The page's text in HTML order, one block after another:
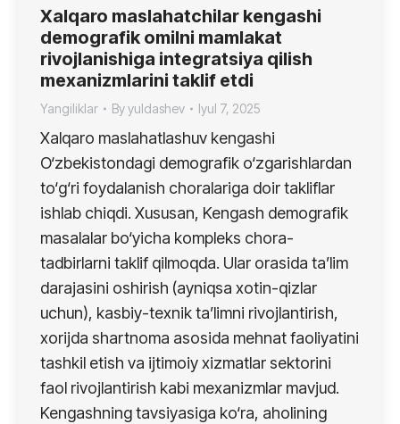
Xalqaro maslahatchilar kengashi
demografik omilni mamlakat
rivojlanishiga integratsiya qilish
mexanizmlarini taklif etdi
Yangiliklar Byyuldashev Iyul 7, 2025
Xalqaro maslahatlashuv kengashi
O‘zbekistondagi demografik o‘zgarishlardan
to‘g‘ri foydalanish choralariga doir takliflar
ishlab chiqdi. Xususan, Kengash demografik
masalalar bo‘yicha kompleks chora-
tadbirlarni taklif qilmoqda. Ular orasida ta’lim
darajasini oshirish (ayniqsa xotin-qizlar
uchun), kasbiy-texnik ta’limni rivojlantirish,
xorijda shartnoma asosida mehnat faoliyatini
tashkil etish va ijtimoiy xizmatlar sektorini
faol rivojlantirish kabi mexanizmlar mavjud.
Kengashning tavsiyasiga ko‘ra, aholining